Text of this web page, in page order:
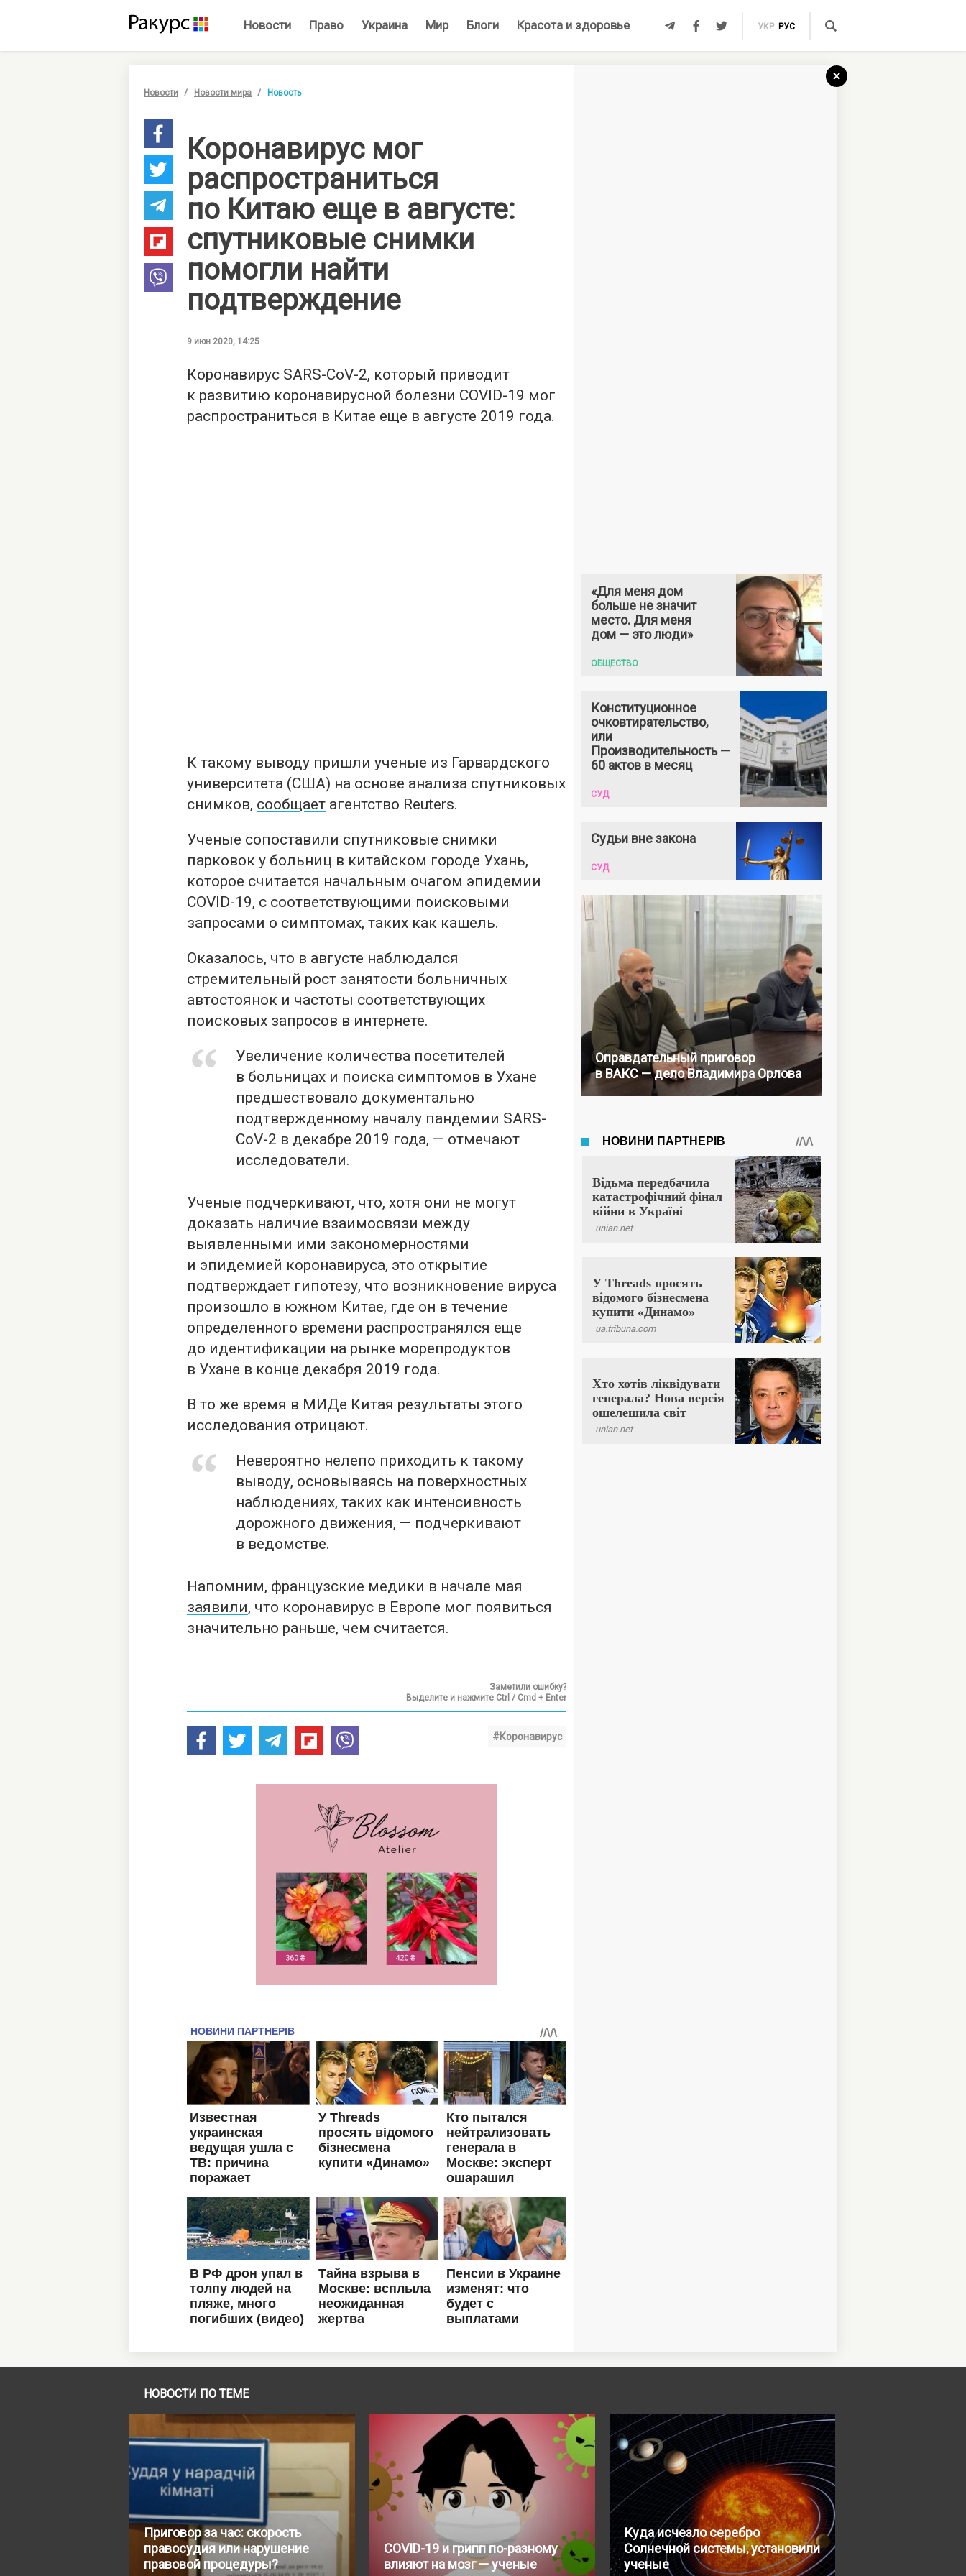
Новости Право Украина Мир Блоги Красота и здоровье УКР РУС
Новости Новости мира Новость
Коронавирус мог
распространиться
по Китаю еще в августе:
спутниковые снимки
помогли найти
подтверждение
9 июн 2020, 14:25
Коронавирус SARS-CoV-2, который приводит
к развитию коронавирусной болезни COVID-19 мог
распространиться в Китае еще в августе 2019 года.
К такому выводу пришли ученые из Гарвардского
университета (США) на основе анализа спутниковых
снимков, сообщает агентство Reuters.
Ученые сопоставили спутниковые снимки
парковок у больниц в китайском городе Ухань,
которое считается начальным очагом эпидемии
COVID-19, с соответствующими поисковыми
запросами о симптомах, таких как кашель.
Оказалось, что в августе наблюдался
стремительный рост занятости больничных
автостоянок и частоты соответствующих
поисковых запросов в интернете.
Увеличение количества посетителей
в больницах и поиска симптомов в Ухане
предшествовало документально
подтвержденному началу пандемии SARS-
CoV-2 в декабре 2019 года, — отмечают
исследователи.
Ученые подчеркивают, что, хотя они не могут
доказать наличие взаимосвязи между
выявленными ими закономерностями
и эпидемией коронавируса, это открытие
подтверждает гипотезу, что возникновение вируса
произошло в южном Китае, где он в течение
определенного времени распространялся еще
до идентификации на рынке морепродуктов
в Ухане в конце декабря 2019 года.
В то же время в МИДе Китая результаты этого
исследования отрицают.
Невероятно нелепо приходить к такому
выводу, основываясь на поверхностных
наблюдениях, таких как интенсивность
дорожного движения, — подчеркивают
в ведомстве.
Напомним, французские медики в начале мая
заявили, что коронавирус в Европе мог появиться
значительно раньше, чем считается.
Заметили ошибку?
Выделите и нажмите Ctrl / Cmd + Enter
#Коронавирус
«Для меня дом
больше не значит
место. Для меня
дом — это люди»
ОБЩЕСТВО
Конституционное
очковтирательство,
или
Производительность —
60 актов в месяц
СУД
Судьи вне закона
СУД
Оправдательный приговор
в ВАКС — дело Владимира Орлова
НОВОСТИ ПО ТЕМЕ
Приговор за час: скорость
правосудия или нарушение
правовой процедуры?
COVID-19 и грипп по-разному
влияют на мозг — ученые
Куда исчезло серебро
Солнечной системы, установили
ученые